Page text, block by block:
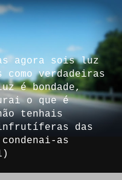
agora sois luz
como verdadeiras
é bondade,
o que é
tenhais
das
as